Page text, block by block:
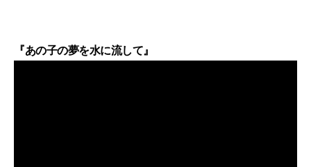
『あの子の夢を水に流して』